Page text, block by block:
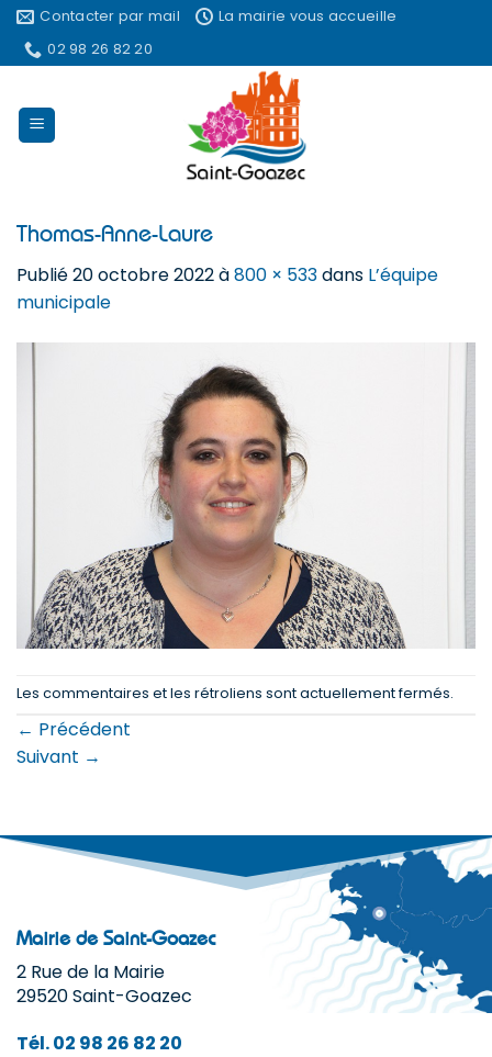
Passer
contenu
Contacter par mail
La mairie vous accueille
02 98 26 82 20
Thomas-Anne-Laure
Publié20 octobre 2022à800 × 533dans L’équipe
municipale
Les commentaires et les rétroliens sont actuellement fermés.
← Précédent
Suivant →
Mairie de Saint-Goazec
2 Rue de la Mairie
29520 Saint-Goazec
Tél. 02 98 26 82 20